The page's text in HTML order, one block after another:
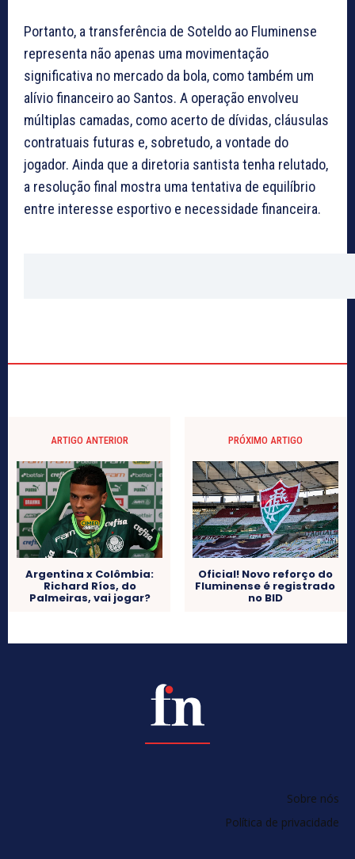
Portanto, a transferência de Soteldo ao Fluminense
representa não apenas uma movimentação
significativa no mercado da bola, como também um
alívio financeiro ao Santos. A operação envolveu
múltiplas camadas, como acerto de dívidas, cláusulas
contratuais futuras e, sobretudo, a vontade do
jogador. Ainda que a diretoria santista tenha relutado,
a resolução final mostra uma tentativa de equilíbrio
entre interesse esportivo e necessidade financeira.
ARTIGO ANTERIOR
Argentina x Colômbia:
Richard Ríos, do
Palmeiras, vai jogar?
PRÓXIMO ARTIGO
Oficial! Novo reforço do
Fluminense é registrado
no BID
Sobre nós
Política de privacidade